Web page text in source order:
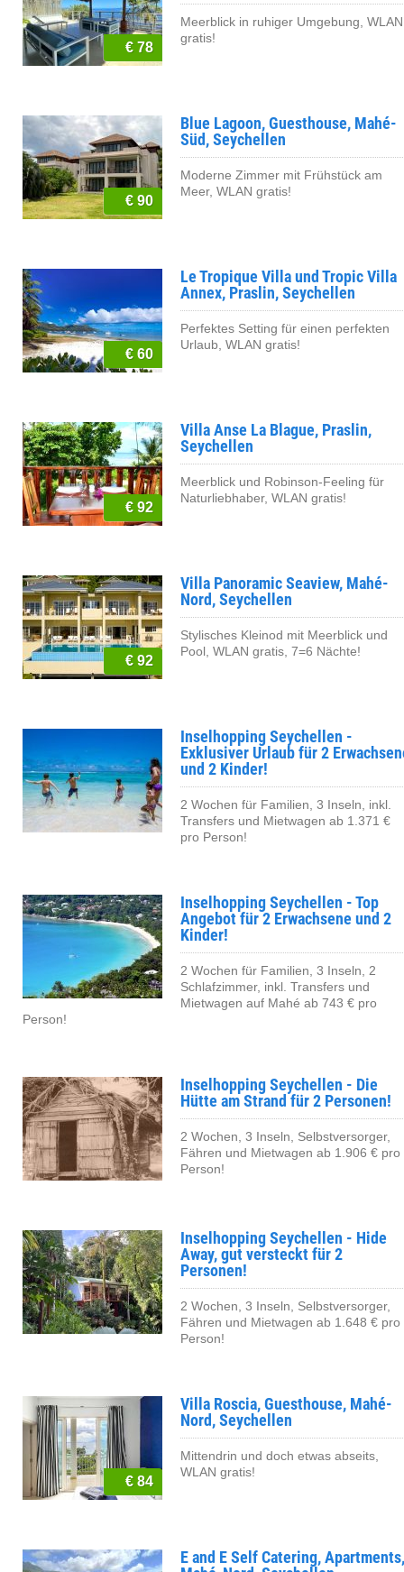
€ 78
Meerblick in ruhiger Umgebung, WLAN
gratis!
Blue Lagoon, Guesthouse, Mahé-
Süd, Seychellen
€ 90
Moderne Zimmer mit Frühstück am
Meer, WLAN gratis!
Le Tropique Villa und Tropic Villa
Annex, Praslin, Seychellen
€ 60
Perfektes Setting für einen perfekten
Urlaub, WLAN gratis!
Villa Anse La Blague, Praslin,
Seychellen
€ 92
Meerblick und Robinson-Feeling für
Naturliebhaber, WLAN gratis!
Villa Panoramic Seaview, Mahé-
Nord, Seychellen
€ 92
Stylisches Kleinod mit Meerblick und
Pool, WLAN gratis, 7=6 Nächte!
Inselhopping Seychellen -
Exklusiver Urlaub für 2
und 2 Kinder!
2 Wochen für Familien, 3 Inseln, inkl.
Transfers und Mietwagen ab 1.371 €
pro Person!
Inselhopping Seychellen - Top
Angebot für 2 Erwachsene und 2
Kinder!
2 Wochen für Familien, 3 Inseln, 2
Schlafzimmer, inkl. Transfers und
Mietwagen auf Mahé ab 743 € pro
Person!
Inselhopping Seychellen - Die
Hütte am Strand für 2 Personen!
2 Wochen, 3 Inseln, Selbstversorger,
Fähren und Mietwagen ab 1.906 € pro
Person!
Inselhopping Seychellen - Hide
Away, gut versteckt für 2
Personen!
2 Wochen, 3 Inseln, Selbstversorger,
Fähren und Mietwagen ab 1.648 € pro
Person!
Villa Roscia, Guesthouse, Mahé-
Nord, Seychellen
€ 84
Mittendrin und doch etwas abseits,
WLAN gratis!
E and E Self Catering, Apartments,